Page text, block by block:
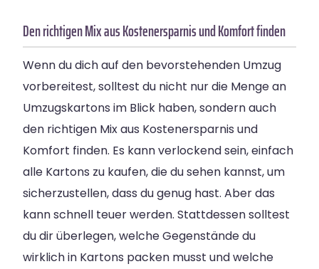
Den richtigen Mix aus Kostenersparnis und Komfort finden
Wenn du dich auf den bevorstehenden Umzug
vorbereitest, solltest du nicht nur die Menge an
Umzugskartons im Blick haben, sondern auch
den richtigen Mix aus Kostenersparnis und
Komfort finden. Es kann verlockend sein, einfach
alle Kartons zu kaufen, die du sehen kannst, um
sicherzustellen, dass du genug hast. Aber das
kann schnell teuer werden. Stattdessen solltest
du dir überlegen, welche Gegenstände du
wirklich in Kartons packen musst und welche